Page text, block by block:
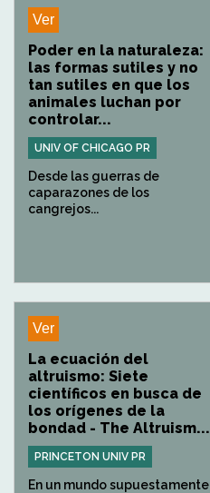
Ver
Poder en la naturaleza:
las formas sutiles y no
tan sutiles en que los
animales luchan por
controlar...
UNIV OF CHICAGO PR
Desde las guerras de
caparazones de los
cangrejos...
Ver
La ecuación del
altruismo: Siete
científicos en busca de
los orígenes de la
bondad - The Altruism...
PRINCETON UNIV PR
En un mundo supuestamente